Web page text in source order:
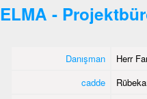
ELMA -
Danışman
Herr
cadde